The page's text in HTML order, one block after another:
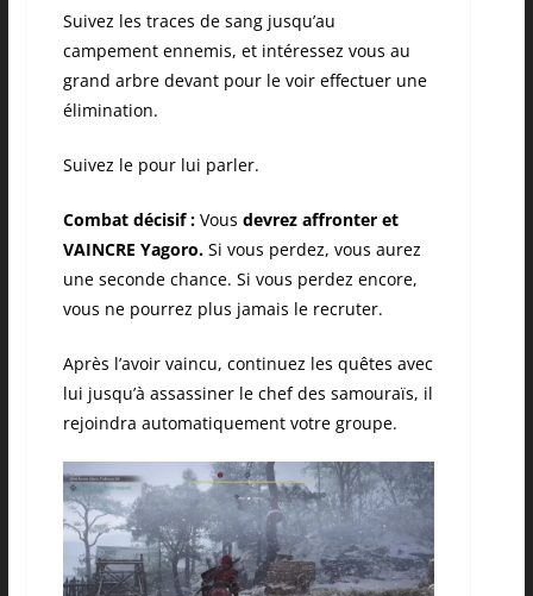
Suivez les traces de sang jusqu’au
campement ennemis, et intéressez vous au
grand arbre devant pour le voir effectuer une
élimination.
Suivez le pour lui parler.
Combat décisif :Vous devrez affronter et
VAINCRE Yagoro.Si vous perdez, vous aurez
une seconde chance. Si vous perdez encore,
vous ne pourrez plus jamais le recruter.
Après l’avoir vaincu, continuez les quêtes avec
lui jusqu’à assassiner le chef des samouraïs, il
rejoindra automatiquement votre groupe.